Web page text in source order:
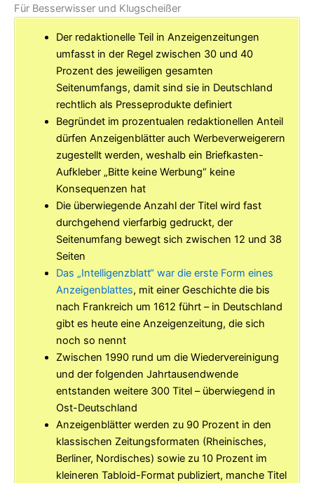
Für Besserwisser und Klugscheißer
Der redaktionelle Teil in Anzeigenzeitungen
umfasst in der Regel zwischen 30 und 40
Prozent des jeweiligen gesamten
Seitenumfangs, damit sind sie in Deutschland
rechtlich als Presseprodukte definiert
Begründet im prozentualen redaktionellen Anteil
dürfen Anzeigenblätter auch Werbeverweigerern
zugestellt werden, weshalb ein Briefkasten-
Aufkleber „Bitte keine Werbung“ keine
Konsequenzen hat
Die überwiegende Anzahl der Titel wird fast
durchgehend vierfarbig gedruckt, der
Seitenumfang bewegt sich zwischen 12 und 38
Seiten
Das „Intelligenzblatt“ war die erste Form eines
Anzeigenblattes, mit einer Geschichte die bis
nach Frankreich um 1612 führt – in Deutschland
gibt es heute eine Anzeigenzeitung, die sich
noch so nennt
Zwischen 1990 rund um die Wiedervereinigung
und der folgenden Jahrtausendwende
entstanden weitere 300 Titel – überwiegend in
Ost-Deutschland
Anzeigenblätter werden zu 90 Prozent in den
klassischen Zeitungsformaten (Rheinisches,
Berliner, Nordisches) sowie zu 10 Prozent im
kleineren Tabloid-Format publiziert, manche Titel